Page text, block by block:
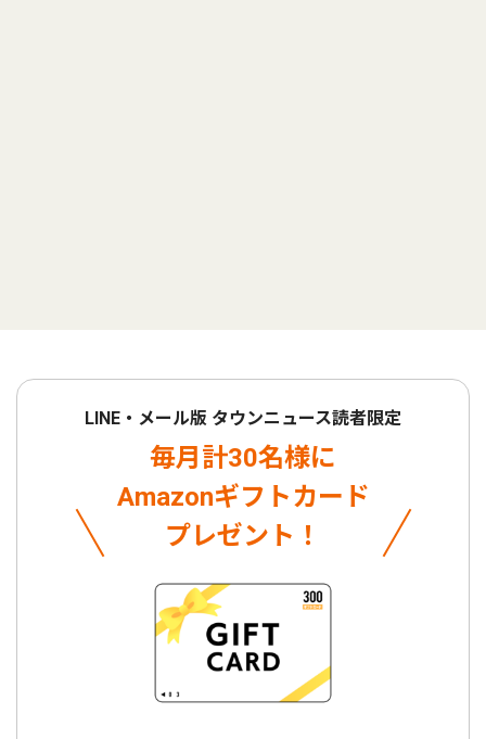
LINE・メール版 タウンニュース読者限定
毎月計30名様に
Amazonギフトカード
プレゼント！